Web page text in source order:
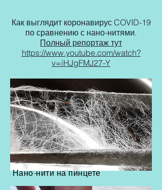
Как выглядит коронавирус COVID-19
по сравнению с нано-нитями.
Полный репортаж тут
https://www.youtube.com/watch?
v=iHJgFMJ27-Y
Нано-нити на пинцете